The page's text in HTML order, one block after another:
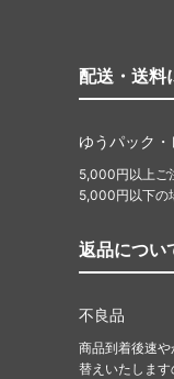
配送・送料
ゆうパック
5,000円以上ご
5,000円以下の
返品につい
不良品
商品到着後速
替えいたしま